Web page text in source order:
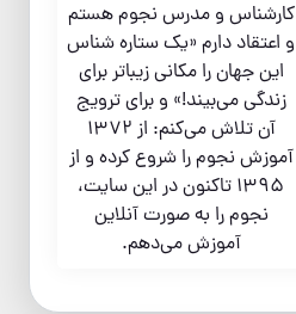
کارشناس و مدرس نجوم هستم
و اعتقاد دارم «یک ستاره شناس
این جهان را مکانی زیباتر برای
زندگی می‌بیند!» و برای ترویج
آن تلاش می‌کنم: از 1372
آموزش نجوم را شروع کرده و از
1395 تاکنون در این سایت،
نجوم را به صورت آنلاین
آموزش می‌دهم.